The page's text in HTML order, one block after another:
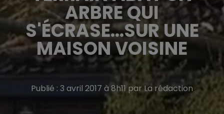
ARBRE QUI
S'ÉCRASE...SUR UNE
MAISON VOISINE
Publié : 3 avril 2017 à 8h11 par La rédaction